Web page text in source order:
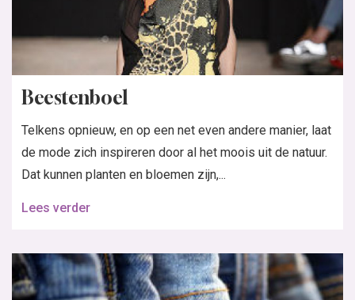
Beestenboel
Telkens opnieuw, en op een net even andere manier, laat
de mode zich inspireren door al het moois uit de natuur.
Dat kunnen planten en bloemen zijn,...
Lees verder